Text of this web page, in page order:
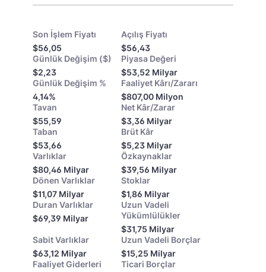
Son İşlem Fiyatı
$56,05
Açılış Fiyatı
$56,43
Günlük Değişim ($)
$2,23
Piyasa Değeri
$53,52 Milyar
Günlük Değişim %
4,14%
Faaliyet Kârı/Zararı
$807,00 Milyon
Tavan
$55,59
Net Kâr/Zarar
$3,36 Milyar
Taban
$53,66
Brüt Kâr
$5,23 Milyar
Varlıklar
$80,46 Milyar
Özkaynaklar
$39,56 Milyar
Dönen Varlıklar
$11,07 Milyar
Stoklar
$1,86 Milyar
Duran Varlıklar
$69,39 Milyar
Uzun Vadeli
Yükümlülükler
$31,75 Milyar
Sabit Varlıklar
$63,12 Milyar
Uzun Vadeli Borçlar
$15,25 Milyar
Faaliyet Giderleri
Ticari Borçlar